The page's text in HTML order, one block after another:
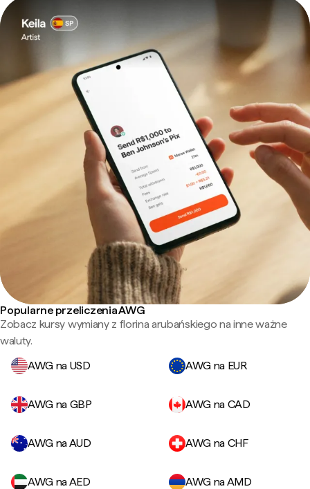
Popularne przeliczenia AWG
Zobacz kursy wymiany z florina arubańskiego na inne ważne
waluty.
AWG na USD
AWG na EUR
AWG na GBP AWG na CAD
AWG na AUD AWG na CHF
AWG na AED
AWG na AMD